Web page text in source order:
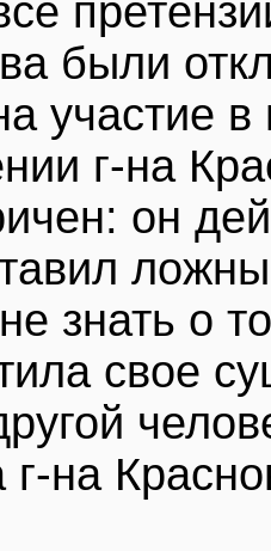
были
участие
г-на
он
знать о
свое
на